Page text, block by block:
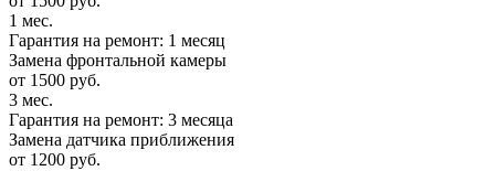
1 мес.
Гарантия на ремонт: 1 месяц
Замена фронтальной камеры
от 1500 руб.
3 мес.
Гарантия на ремонт: 3 месяца
Замена датчика приближения
от 1200 руб.